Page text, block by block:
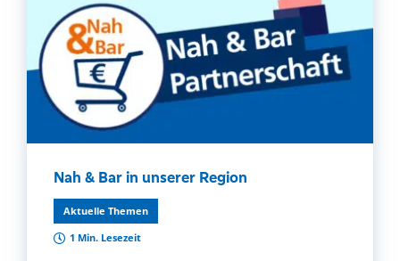
Nah & Bar in unserer Region
Aktuelle Themen
1 Min. Lesezeit